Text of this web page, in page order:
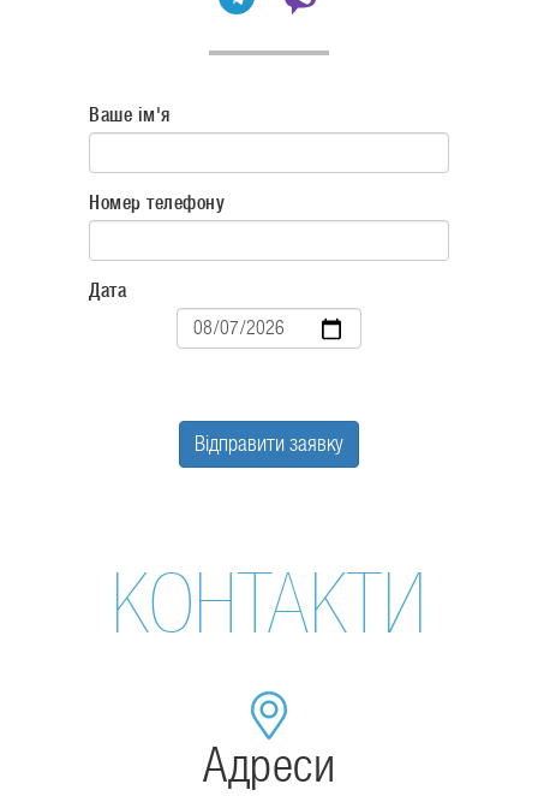
Ваше ім'я
Номер телефону
Дата
Дата
Відправити заявку
КОНТАКТИ
Адреси